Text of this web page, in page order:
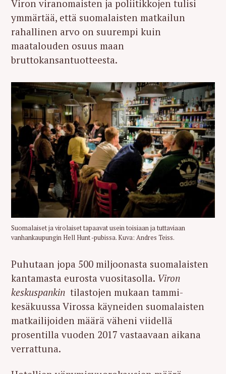
Viron viranomaisten ja poliitikkojen tulisi
ymmärtää, että suomalaisten matkailun
rahallinen arvo on suurempi kuin
maatalouden osuus maan
bruttokansantuotteesta.
Suomalaiset ja virolaiset tapaavat usein toisiaan ja tuttaviaan
vanhankaupungin Hell Hunt -pubissa. Kuva: Andres Teiss.
Puhutaan jopa 500 miljoonasta suomalaisten
kantamasta eurosta vuositasolla. Viron
keskuspankin tilastojen mukaan tammi-
kesäkuussa Virossa käyneiden suomalaisten
matkailijoiden määrä väheni viidellä
prosentilla vuoden 2017 vastaavaan aikana
verrattuna.
a